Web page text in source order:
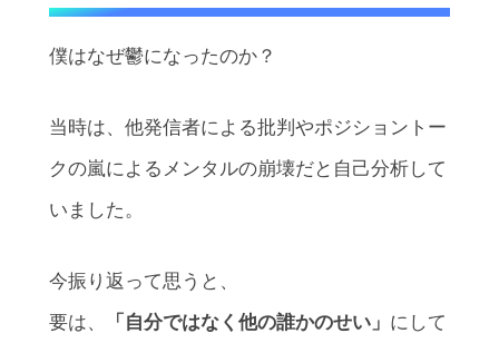
僕はなぜ鬱になったのか？
当時は、他発信者による批判やポジショントー
クの嵐によるメンタルの崩壊だと自己分析して
いました。
今振り返って思うと、
要は、
「自分ではなく他の誰かのせい」 にして